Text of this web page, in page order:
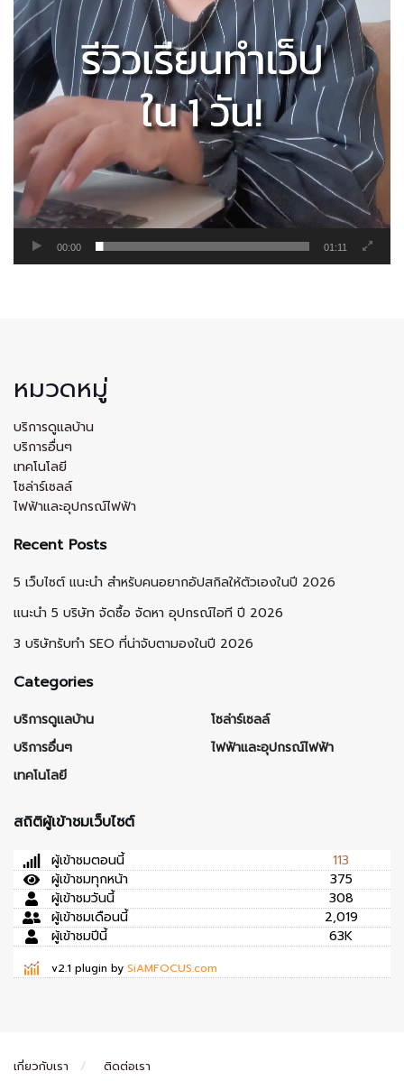
00:00 01:11
หมวดหมู่
บริการดูแลบ้าน
บริการอื่นๆ
เทคโนโลยี
โซล่าร์เซลล์
ไฟฟ้าและอุปกรณ์ไฟฟ้า
Recent Posts
5 เว็บไซต์ แนะนำ สำหรับคนอยากอัปสกิลให้ตัวเองในปี 2026
แนะนำ 5 บริษัท จัดซื้อ จัดหา อุปกรณ์ไอที ปี 2026
3 บริษัทรับทำ SEO ที่น่าจับตามองในปี 2026
Categories
บริการดูแลบ้าน
บริการอื่นๆ
เทคโนโลยี
โซล่าร์เซลล์
ไฟฟ้าและอุปกรณ์ไฟฟ้า
สถิติผู้เข้าชมเว็บไซต์
ผู้เข้าชมตอนนี้
113
ผู้เข้าชมทุกหน้า
375
ผู้เข้าชมวันนี้
308
ผู้เข้าชมเดือนนี้
2,019
ผู้เข้าชมปีนี้
63K
v2.1 plugin by SiAMFOCUS.com
เกี่ยวกับเรา ติดต่อเรา